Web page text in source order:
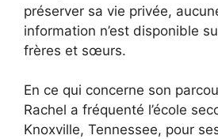
préserver sa vie privée,
information n’est disponible
frères et sœurs.
En ce qui concerne son
Rachel a fréquenté l’école
Knoxville, Tennessee, pour